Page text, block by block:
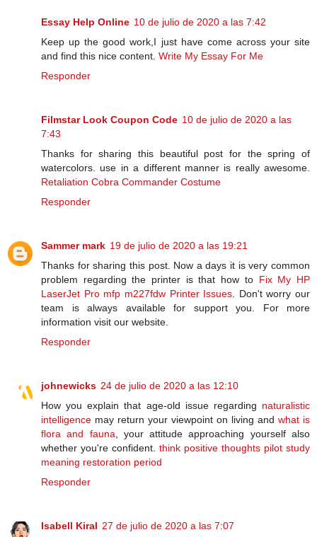
Essay Help Online 10 de julio de 2020 a las 7:42
Keep up the good work,I just have come across your site
and find this nice content. Write My Essay For Me
Responder
Filmstar Look Coupon Code 10 de julio de 2020 a las
7:43
Thanks for sharing this beautiful post for the spring of
watercolors. use in a different manner is really awesome.
Retaliation Cobra Commander Costume
Responder
Sammer mark 19 de julio de 2020 a las 19:21
Thanks for sharing this post. Now a days it is very common
problem regarding the printer is that how to Fix My HP
LaserJet Pro mfp m227fdw Printer Issues . Don't worry our
team is always available for support you. For more
information visit our website.
Responder
johnewicks 24 de julio de 2020 a las 12:10
How you explain that age-old issue regarding naturalistic
intelligence may return your viewpoint on living and what is
flora and fauna , your attitude approaching yourself also
whether you're confident. think positive thoughts pilot study
meaning restoration period
Responder
Isabell Kiral 27 de julio de 2020 a las 7:07